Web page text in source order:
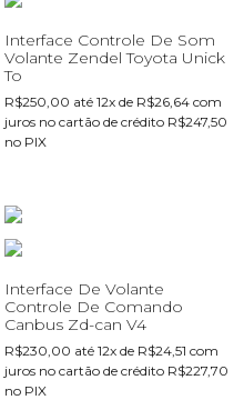
Interface Controle De Som
Volante Zendel Toyota Unick
To
R$250,00 até 12x de R$26,64 com
juros no cartão de crédito R$247,50
no PIX
Interface De Volante
Controle De Comando
Canbus Zd-can V4
R$230,00 até 12x de R$24,51 com
juros no cartão de crédito R$227,70
no PIX